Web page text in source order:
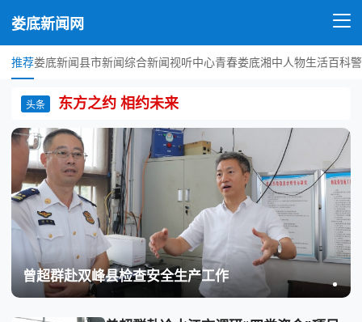
娄底新闻网
推荐娄底新闻县市新闻综合新闻视听中心青春娄底湘中人物生活百科
头条 东方之约 相约未来
曾超群赴双峰县检查安全生产工作